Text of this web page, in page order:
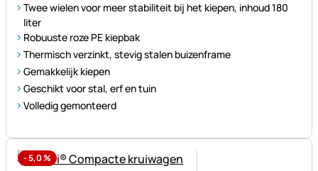
Twee wielen voor meer stabiliteit bij het kiepen, inhoud 180
liter
Robuuste roze PE kiepbak
Thermisch verzinkt, stevig stalen buizenframe
Gemakkelijk kiepen
Geschikt voor stal, erf en tuin
Volledig gemonteerd
-5,0%